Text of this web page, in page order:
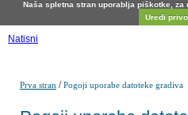
Naša spletna stran uporablja piškotke,
Uredi
Natisni
Prva stran /Pogoji uporabe datoteke gradiva